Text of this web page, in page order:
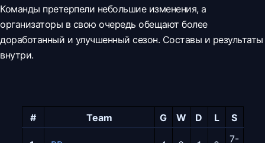
Команды претерпели небольшие изменения, а
организаторы в свою очередь обещают более
доработанный и улучшенный сезон. Cоставы и результаты
внутри.
# Team G W D L S
7-